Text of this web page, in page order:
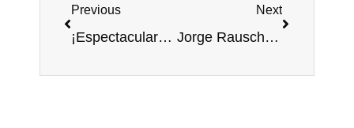
Previous
¡Espectaculares! Así lucen los nuevos baños de la actriz Cecilia Navia
Next
Jorge Rausch tiene un gusto exquisito, hasta para remodelar